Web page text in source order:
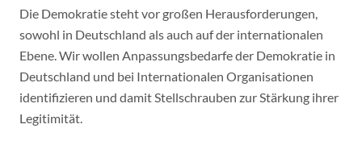
Die Demokratie steht vor großen Herausforderungen,
sowohl in Deutschland als auch auf der internationalen
Ebene. Wir wollen Anpassungsbedarfe der Demokratie in
Deutschland und bei Internationalen Organisationen
identifizieren und damit Stellschrauben zur Stärkung ihrer
Legitimität.